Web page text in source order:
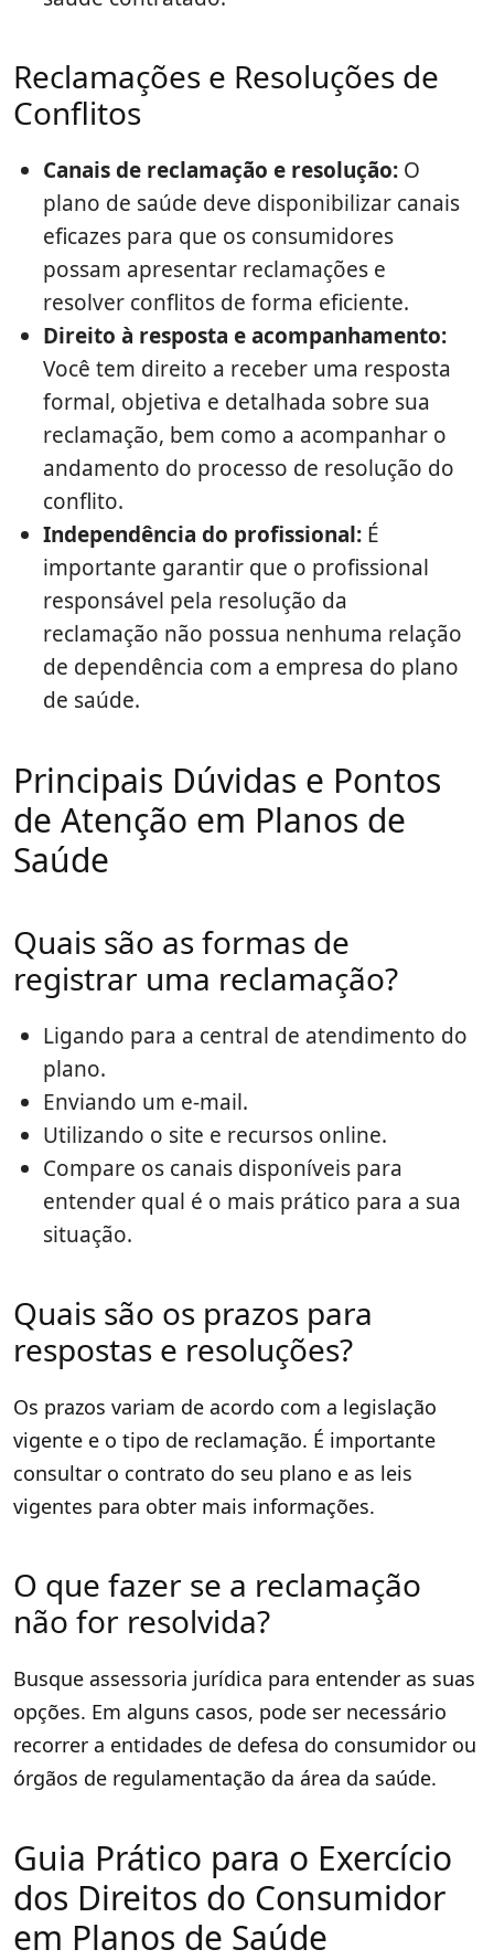
Reclamações e Resoluções de
Conflitos
Canais de reclamação e resolução: O
plano de saúde deve disponibilizar canais
eficazes para que os consumidores
possam apresentar reclamações e
resolver conflitos de forma eficiente.
Direito à resposta e acompanhamento:
Você tem direito a receber uma resposta
formal, objetiva e detalhada sobre sua
reclamação, bem como a acompanhar o
andamento do processo de resolução do
conflito.
Independência do profissional: É
importante garantir que o profissional
responsável pela resolução da
reclamação não possua nenhuma relação
de dependência com a empresa do plano
de saúde.
Principais Dúvidas e Pontos
de Atenção em Planos de
Saúde
Quais são as formas de
registrar uma reclamação?
Ligando para a central de atendimento do
plano.
Enviando um e-mail.
Utilizando o site e recursos online.
Compare os canais disponíveis para
entender qual é o mais prático para a sua
situação.
Quais são os prazos para
respostas e resoluções?
Os prazos variam de acordo com a legislação
vigente e o tipo de reclamação. É importante
consultar o contrato do seu plano e as leis
vigentes para obter mais informações.
O que fazer se a reclamação
não for resolvida?
Busque assessoria jurídica para entender as suas
opções. Em alguns casos, pode ser necessário
recorrer a entidades de defesa do consumidor ou
órgãos de regulamentação da área da saúde.
Guia Prático para o Exercício
dos Direitos do Consumidor
em Planos de Saúde